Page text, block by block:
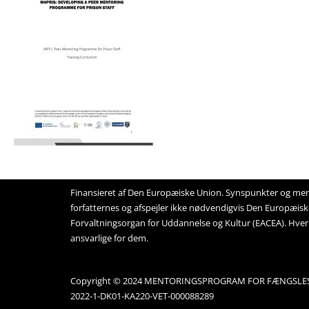
Finansieret af Den Europæiske Union. Synspunkter og
forfatternes og afspejler ikke nødvendigvis Den
Forvaltningsorgan for Uddannelse og Kultur (EACEA).
ansvarlige for dem.
Copyright © 2024 MENTORINGSPROGRAM FOR
2022-1-DK01-KA220-VET-000088289